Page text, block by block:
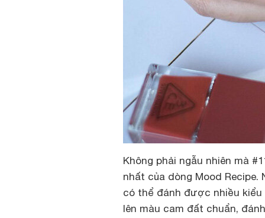
Không phải ngẫu nhiên mà
nhất của dòng Mood
có thể đánh được nhiều kiểu
lên màu cam đất chuẩn,